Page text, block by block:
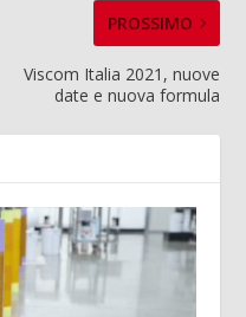
PROSSIMO
Viscom Italia 2021, nuove
date e nuova formula